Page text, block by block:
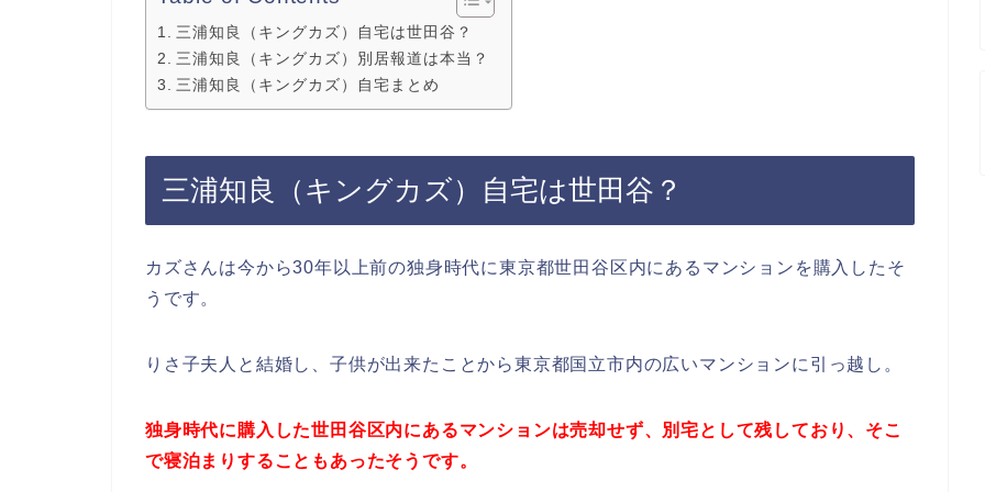
三浦知良（キングカズ）自宅は世田谷？
三浦知良（キングカズ）別居報道は本当？
三浦知良（キングカズ）自宅まとめ
三浦知良（キングカズ）自宅は世田谷？
カズさんは今から30年以上前の独身時代に東京都世田谷区内にあるマンションを購入したそ
うです。
りさ子夫人と結婚し、子供が出来たことから東京都国立市内の広いマンションに引っ越し。
独身時代に購入した世田谷区内にあるマンションは売却せず、別宅として残しており、そこ
で寝泊まりすることもあったそうです。